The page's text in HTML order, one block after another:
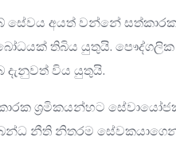
සේවය අයත් වන්නේ
තිබිය යුතුයි.
දැනුවත් විය යුතුයි.
ශ්‍රමිකයන්හට
නීති නිතරම